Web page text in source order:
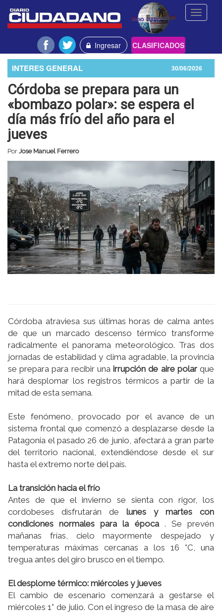
Toggle
Ingresar CLASIFICADOS
INTERES GENERAL 30/06/2026
Córdoba se prepara para un
«bombazo polar»: se espera el
día más frío del año para el
jueves
Por Jose Manuel Ferrero
Córdoba atraviesa sus últimas horas de calma antes
de que un marcado descenso térmico transforme
radicalmente el panorama meteorológico. Tras dos
jornadas de estabilidad y clima agradable, la provincia
se prepara para recibir una irrupción de aire polarque
hará desplomar los registros térmicos a partir de la
mitad de esta semana.
Este fenómeno, provocado por el avance de un
sistema frontal que comenzó a desplazarse desde la
Patagonia el pasado 26 de junio, afectará a gran parte
del territorio nacional, extendiéndose desde el sur
hasta el extremo norte del país.
La transición hacia el frío
Antes de que el invierno se sienta con rigor, los
cordobeses disfrutarán de lunes y martes con
condiciones normales para la época . Se prevén
mañanas frías, cielo mayormente despejado y
temperaturas máximas cercanas a los 16 °C, una
tregua antes del giro brusco en el tiempo.
El desplome térmico: miércoles y jueves
El cambio de escenario comenzará a gestarse el
miércoles 1° de julio. Con el ingreso de la masa de aire